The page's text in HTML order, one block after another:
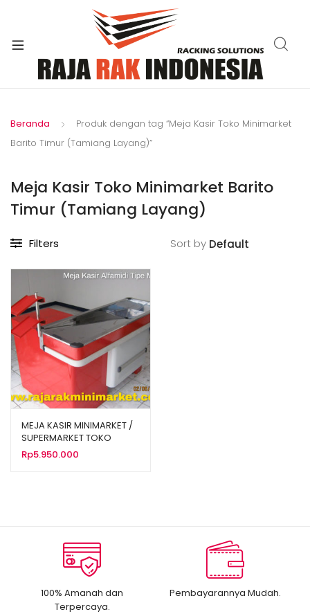
Beranda
Produk dengan tag “Meja Kasir Toko Minimarket
Barito Timur (Tamiang Layang)”
Meja Kasir Toko Minimarket Barito
Timur (Tamiang Layang)
Filters Sort by
MEJA KASIR MINIMARKET /
SUPERMARKET TOKO
ALFAMIDI TIPE MK-01
Rp5.950.000
100% Amanah dan
Terpercaya.
Pembayarannya Mudah.